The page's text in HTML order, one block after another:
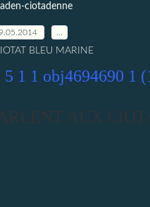
ciotadenne
BLEU MARINE
AUX